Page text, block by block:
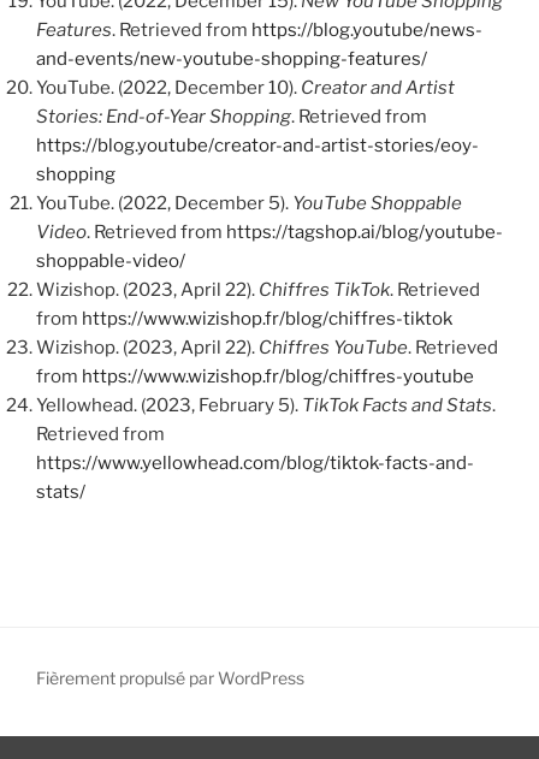
Features. Retrieved from https://blog.youtube/news-
and-events/new-youtube-shopping-features/
YouTube. (2022, December 10). Creator and Artist
Stories: End-of-Year Shopping. Retrieved from
https://blog.youtube/creator-and-artist-stories/eoy-
shopping
YouTube. (2022, December 5). YouTube Shoppable
Video. Retrieved from https://tagshop.ai/blog/youtube-
shoppable-video/
Wizishop. (2023, April 22). Chiffres TikTok. Retrieved
from https://www.wizishop.fr/blog/chiffres-tiktok
Wizishop. (2023, April 22). Chiffres YouTube. Retrieved
from https://www.wizishop.fr/blog/chiffres-youtube
Yellowhead. (2023, February 5). TikTok Facts and Stats.
Retrieved from
https://www.yellowhead.com/blog/tiktok-facts-and-
stats/
Fièrement propulsé par WordPress